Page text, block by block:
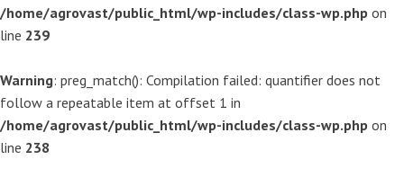
/home/agrovast/public_html/wp-includes/class-wp.php on
line 239
Warning: preg_match(): Compilation failed: quantifier does not
follow a repeatable item at offset 1 in
/home/agrovast/public_html/wp-includes/class-wp.php on
line 238